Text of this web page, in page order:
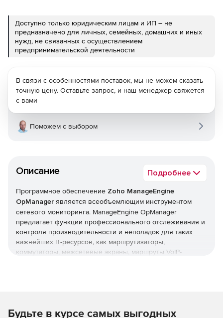
Доступно только юридическим лицам и ИП – не
предназначено для личных, семейных, домашних и иных
нужд, не связанных с осуществлением
предпринимательской деятельности
Описание Подробнее
Программное обеспечение Zoho ManageEngine
OpManager является всеобъемлющим инструментом
сетевого мониторинга. ManageEngine OpManager
предлагает функции профессионального отслеживания и
контроля производительности и неполадок для таких
важнейших IT-ресурсов, как маршрутизаторы,
коммутаторы, межсетевые экраны, маршруты VoIP-
организационные политики мониторинга в оперативном
В связи с особенностями поставок, мы не можем сказать
точную цену. Оставьте запрос, и наш менеджер свяжется
с вами
Поможем с выбором
Будьте в курсе самых выгодных